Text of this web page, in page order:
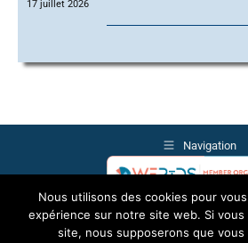
17 juillet 2026
Navigation
© Copyright 2026 | Citoyens pour une mort
Nous utilisons des cookies pour
expérience sur notre site web. Si
site, nous supposerons que